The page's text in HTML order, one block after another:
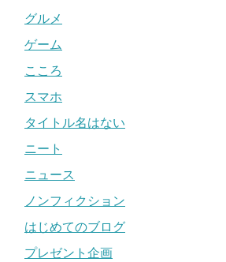
グルメ
ゲーム
こころ
スマホ
タイトル名はない
ニート
ニュース
ノンフィクション
はじめてのブログ
プレゼント企画